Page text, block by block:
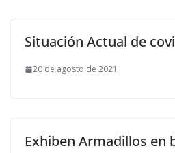
Situación Actual de
20 de agosto de 2021
Exhiben Armadillos en